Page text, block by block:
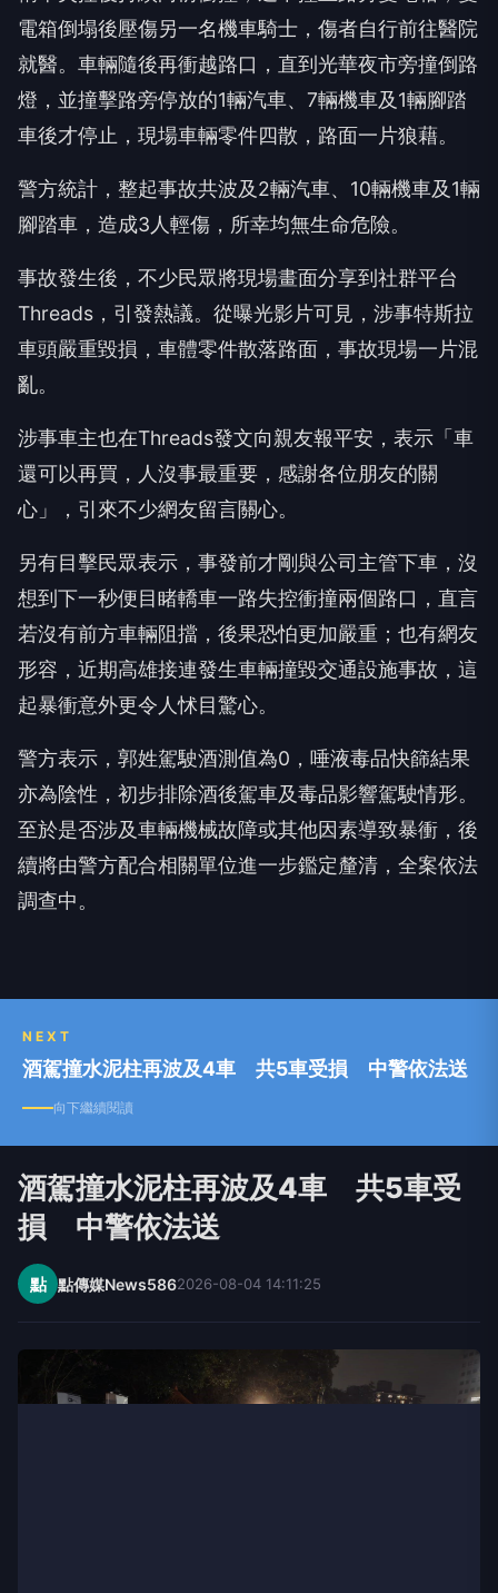
電箱倒塌後壓傷另一名機車騎士，傷者自行前往醫院
就醫。車輛隨後再衝越路口，直到光華夜市旁撞倒路
燈，並撞擊路旁停放的1輛汽車、7輛機車及1輛腳踏
車後才停止，現場車輛零件四散，路面一片狼藉。
警方統計，整起事故共波及2輛汽車、10輛機車及1輛
腳踏車，造成3人輕傷，所幸均無生命危險。
事故發生後，不少民眾將現場畫面分享到社群平台
Threads，引發熱議。從曝光影片可見，涉事特斯拉
車頭嚴重毀損，車體零件散落路面，事故現場一片混
亂。
涉事車主也在Threads發文向親友報平安，表示「車
還可以再買，人沒事最重要，感謝各位朋友的關
心」，引來不少網友留言關心。
另有目擊民眾表示，事發前才剛與公司主管下車，沒
想到下一秒便目睹轎車一路失控衝撞兩個路口，直言
若沒有前方車輛阻擋，後果恐怕更加嚴重；也有網友
形容，近期高雄接連發生車輛撞毀交通設施事故，這
起暴衝意外更令人怵目驚心。
警方表示，郭姓駕駛酒測值為0，唾液毒品快篩結果
亦為陰性，初步排除酒後駕車及毒品影響駕駛情形。
至於是否涉及車輛機械故障或其他因素導致暴衝，後
續將由警方配合相關單位進一步鑑定釐清，全案依法
調查中。
NEXT
酒駕撞水泥柱再波及4車 共5車受損 中警依法送
向下繼續閱讀
酒駕撞水泥柱再波及4車 共5車受
損 中警依法送
點 點傳媒News5862026-08-04 14:11:25